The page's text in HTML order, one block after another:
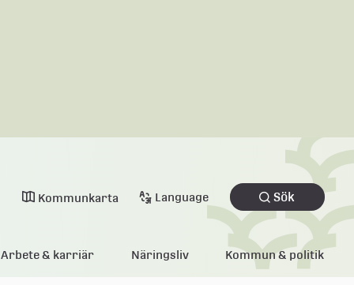
Kommunkarta Language Sök
Arbete & karriär Näringsliv Kommun & politik